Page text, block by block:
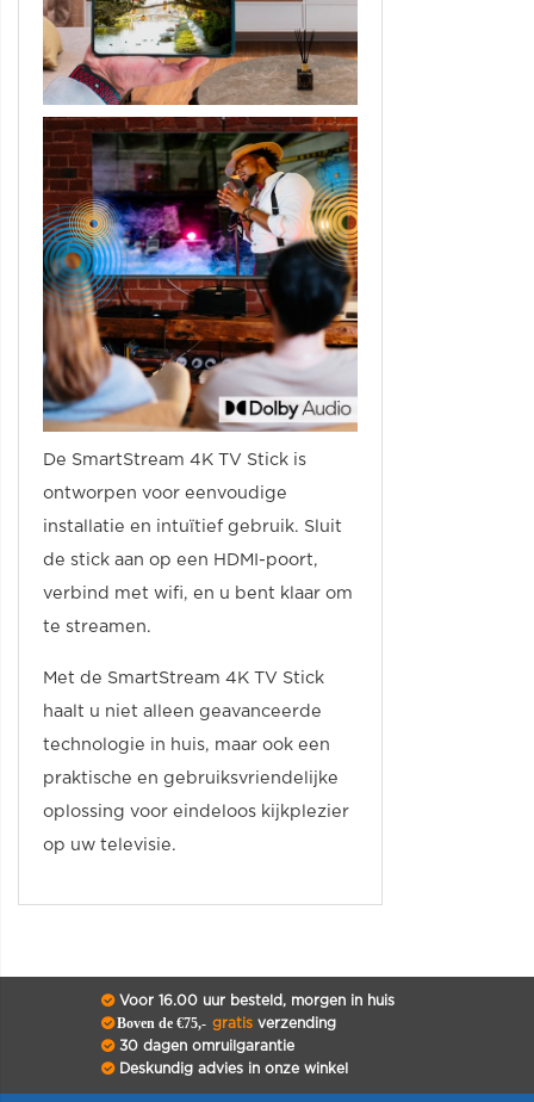
De SmartStream 4K TV Stick is
ontworpen voor eenvoudige
installatie en intuïtief gebruik. Sluit
de stick aan op een HDMI-poort,
verbind met wifi, en u bent klaar om
te streamen.
Met de SmartStream 4K TV Stick
haalt u niet alleen geavanceerde
technologie in huis, maar ook een
praktische en gebruiksvriendelijke
oplossing voor eindeloos kijkplezier
op uw televisie.
Voor 16.00 uur besteld, morgen in huis
Boven de €75,- gratisverzending
30 dagen omruilgarantie
Deskundig advies in onze winkel